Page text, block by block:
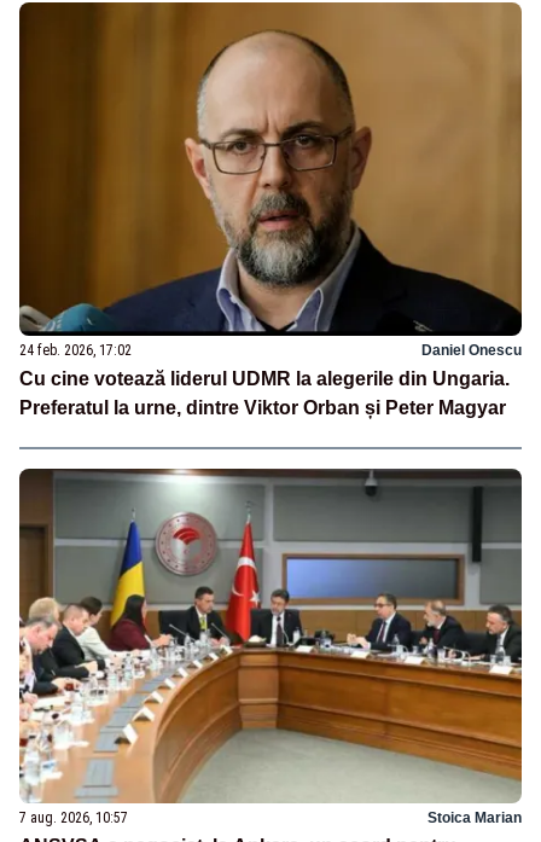
24 feb. 2026, 17:02 Daniel Onescu
Cu cine votează liderul UDMR la alegerile din Ungaria.
Preferatul la urne, dintre Viktor Orban și Peter Magyar
7 aug. 2026, 10:57 Stoica Marian